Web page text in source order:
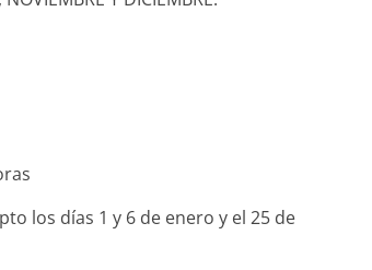
los días 1 y 6 de enero y el 25 de